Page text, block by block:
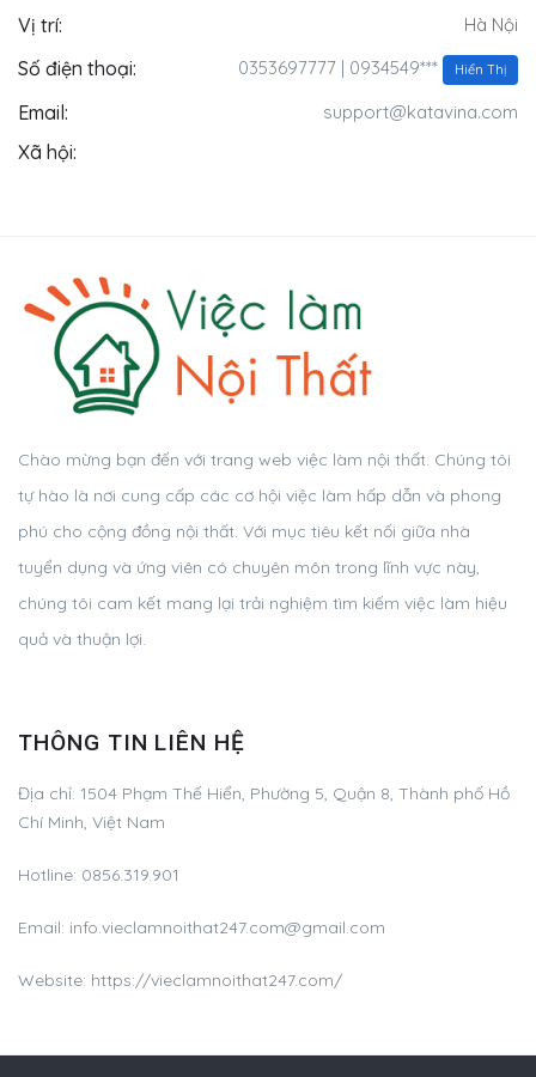
Vị trí: Hà Nội
Số điện thoại: 0353697777 | 0934549*** Hiển Thị
Email: support@katavina.com
Xã hội:
Chào mừng bạn đến với trang web việc làm nội thất. Chúng tôi
tự hào là nơi cung cấp các cơ hội việc làm hấp dẫn và phong
phú cho cộng đồng nội thất. Với mục tiêu kết nối giữa nhà
tuyển dụng và ứng viên có chuyên môn trong lĩnh vực này,
chúng tôi cam kết mang lại trải nghiệm tìm kiếm việc làm hiệu
quả và thuận lợi.
THÔNG TIN LIÊN HỆ
Địa chỉ: 1504 Phạm Thế Hiển, Phường 5, Quận 8, Thành phố Hồ
Chí Minh, Việt Nam
Hotline: 0856.319.901
Email: info.vieclamnoithat247.com@gmail.com
Website: https://vieclamnoithat247.com/